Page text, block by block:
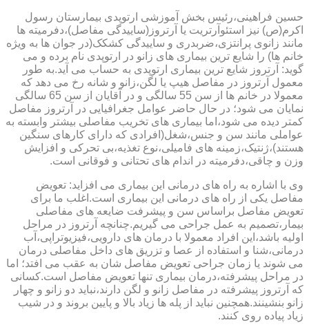
حسین فراهینی،رئیس بخش آموزشی ارتوپدی بیمارستان رسول
اکرم(ص) نیز استئوآرتریت یا آرتروز(ساییدگی مفاصل)،دفرمیته ها
مانند زانوی پرانتزی،ضربدری و ساییدگی کشکک(در جوان ها به ویژه
خانم ها) را شایع ترین بیماری های زانو در ارتوپدی نام برده و می
گوید: آرتروز شایع ترین بیماری ارتوپدی به حساب می آید.به طور
معمول آرتروز در مفاصل هیپ یا لگن،زانو و شانه رخ می دهد که
معمولا در خانم ها از سن 55 سالگی و در آقایان از سن 65 سالگی
نمایان می شود؛ در حال حاضر عوامل جغرافیایی در آرتروز مفاصل
کمتر دیده می شود،اما بیماری های تخریب مفاصلی بیشتر وابسته به
عواملی مانند سن و جنس،شغل(افرادی که دارای کارهای سنگین
هستند)،ژنتیک،زمینه های فامیلی،نوع تغذیه،بی تحرکی و افزایش
وزن و چاقی،دفرمیته در اندام های تحتانی و فوقانی است.
وی با اشاره به راه های درمانی این بیماری می افزاید: تعویض
مفاصل یکی از راه های درمانی این بیماری است.اغلب ما برای
تعویض مفاصل براساس سن و پیشرفت ضایعه های مفاصلی
بیمار،تصمیم به عمل جراحی می گیریم.چنانچه آرتروز در مراحل
اولیه باشد،این افراد معمولا با درمان های دارویی،فیزیوتراپی،آب
درمانی،شنا و استفاده از عصا و تزریق های داخل مفاصلی درمان
می شوند یا زمان جراحی تعویض مفاصل شان به عقب می افتد؛ اما
در مراحل پیشرفته،درمان بیماری تنها تعویض مفاصل است.کسانی
که آرتروز پیشرفته در مفاصل زانو و لگن دارند،نباید دو زانو و چهار
زانو بنشینند.همچنین نباید از پله ها زیاد بالا و پایین بروند و در شیب
زیاد پیاده روی کنند.